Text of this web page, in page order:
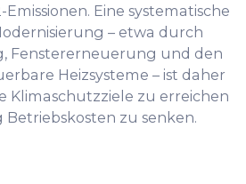
Eine systematische
– etwa durch
Fenstererneuerung und den
Heizsysteme – ist daher
Klimaschutzziele zu erreichen
zu senken.